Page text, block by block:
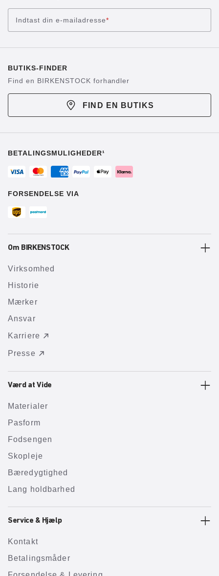
Indtast din e-mailadresse*
BUTIKS-FINDER
Find en BIRKENSTOCK forhandler
FIND EN BUTIKS
BETALINGSMULIGHEDER¹
FORSENDELSE VIA
Om BIRKENSTOCK
Virksomhed
Historie
Mærker
Ansvar
Karriere
Presse
Værd at Vide
Materialer
Pasform
Fodsengen
Skopleje
Bæredygtighed
Lang holdbarhed
Service & Hjælp
Kontakt
Betalingsmåder